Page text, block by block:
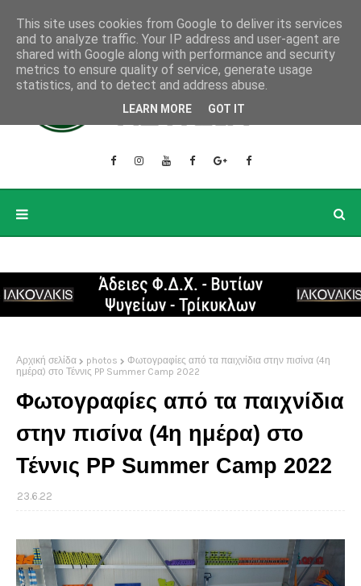
Αρχική σελίδα photos
Φωτογραφίες από τα παιχνίδια στην πισίνα (4η
ημέρα) στο Τέννις PP Summer Camp 2022
Φωτογραφίες από τα παιχνίδια
στην πισίνα (4η ημέρα) στο
Τέννις PP Summer Camp 2022
23.6.22
This site uses cookies from Google to deliver its services
and to analyze traffic. Your IP address and user-agent are
shared with Google along with performance and security
metrics to ensure quality of service, generate usage
statistics, and to detect and address abuse.
LEARN MORE GOT IT